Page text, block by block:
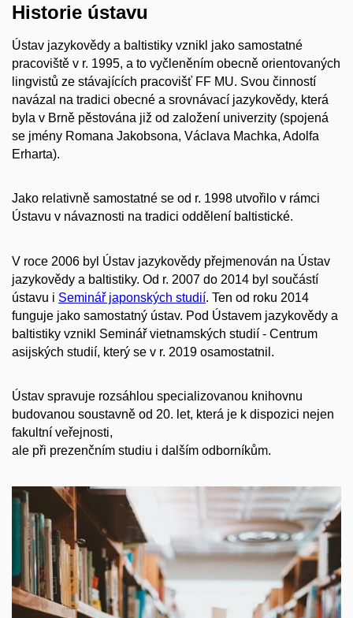
Historie ústavu
Ústav jazykovědy a baltistiky vznikl jako samostatné
pracoviště v r. 1995, a to vyčleněním obecně orientovaných
lingvistů ze stávajících pracovišť FF MU. Svou činností
navázal na tradici obecné a srovnávací jazykovědy, která
byla v Brně pěstována již od založení univerzity (spojená
se jmény Romana Jakobsona, Václava Machka, Adolfa
Erharta).
Jako relativně samostatné se od r. 1998 utvořilo v rámci
Ústavu v návaznosti na tradici oddělení baltistické.
V roce 2006 byl Ústav jazykovědy přejmenován na Ústav
jazykovědy a baltistiky. Od r. 2007 do 2014 byl součástí
ústavu i Seminář japonských studií. Ten od roku 2014
funguje jako samostatný ústav. Pod Ústavem jazykovědy a
baltistiky vznikl Seminář vietnamských studií - Centrum
asijských studií, který se v r. 2019 osamostatnil.
Ústav spravuje rozsáhlou specializovanou knihovnu
budovanou soustavně od 20. let, která je k dispozici nejen
fakultní veřejnosti,
ale při prezenčním studiu i dalším odborníkům.